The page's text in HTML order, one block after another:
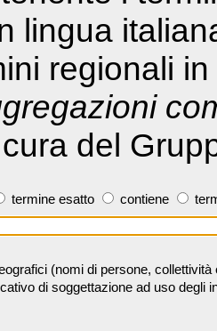
lingua
regionali
del
termine esatto contiene
(nomi di persone,
di soggettazione ad uso degli